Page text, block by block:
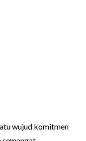
wujud komitmen